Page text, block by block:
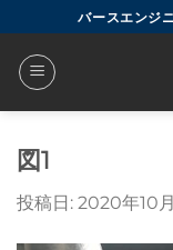
to
content
バースエンジ
図1
投稿日: 2020年10